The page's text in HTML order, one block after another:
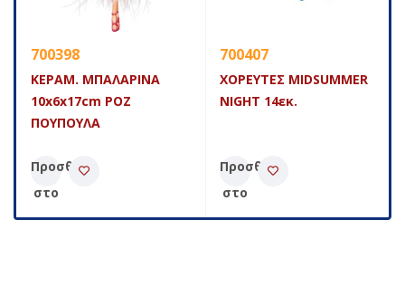
700398
ΚΕΡΑΜ. ΜΠΑΛΑΡΙΝΑ
10x6x17cm ΡΟΖ
ΠΟΥΠΟΥΛΑ
Προσθήκη
στο
καλάθι
700407
ΧΟΡΕΥΤΕΣ MIDSUMMER
NIGHT 14εκ.
Προσθήκη
στο
καλάθι